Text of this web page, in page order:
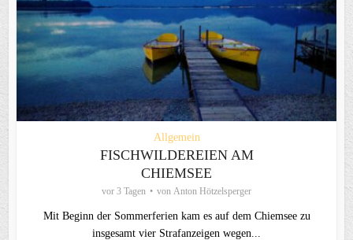
Allgemein
FISCHWILDEREIEN AM
CHIEMSEE
vor 3 Tagen von Anton Hötzelsperger
Mit Beginn der Sommerferien kam es auf dem Chiemsee zu
insgesamt vier Strafanzeigen wegen...